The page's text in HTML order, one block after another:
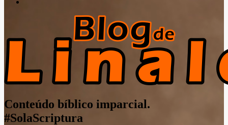
Conteúdo bíblico imparcial.
#SolaScriptura